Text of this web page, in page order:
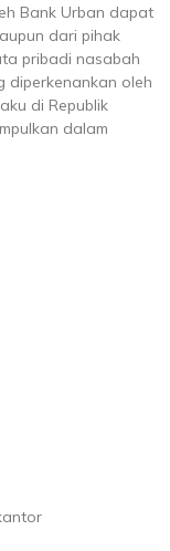
Bank Urban dapat
dari pihak
pribadi nasabah
diperkenankan oleh
di Republik
dalam